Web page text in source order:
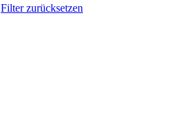
Filter zurücksetzen